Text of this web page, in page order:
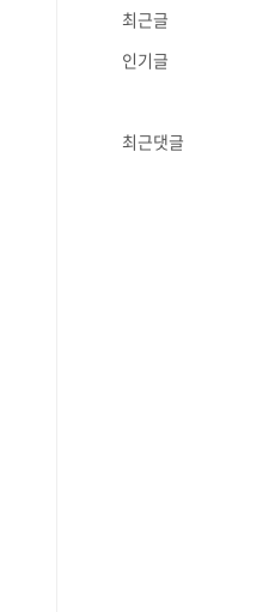
최근글
인기글
최근댓글